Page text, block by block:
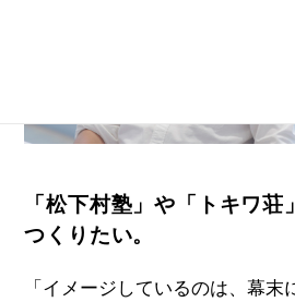
「松下村塾」や「トキワ
つくりたい。
「イメージしているのは、幕